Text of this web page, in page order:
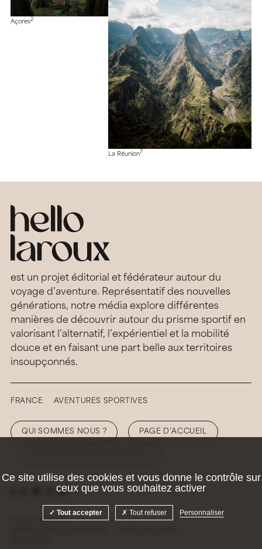
Açores2
La Réunion7
est un projet éditorial et fédérateur autour du
voyage d’aventure. Représentatif des nouvelles
générations, notre média explore différentes
manières de découvrir autour du prisme sportif en
valorisant l’alternatif, l’expérientiel et la mobilité
douce et en faisant une part belle aux territoires
insoupçonnés.
FRANCE AVENTURES SPORTIVES
QUI SOMMES NOUS ? PAGE D’ACCUEIL
© 2026 Hellolaroux
Ce site utilise des cookies et vous donne le contrôle sur
ceux que vous souhaitez activer
Tout accepter Tout refuser Personnaliser